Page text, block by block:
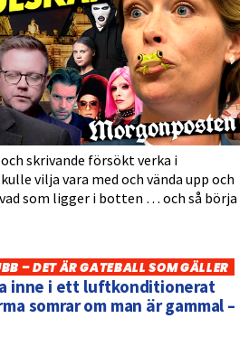
skrivande försökt verka i
vilja vara med och vända upp och
som ligger i botten … och så börja
– DET ÄR GATEBALL SOM GÄLLER
inne i ett luftkonditionerat
somrar om man är gammal –